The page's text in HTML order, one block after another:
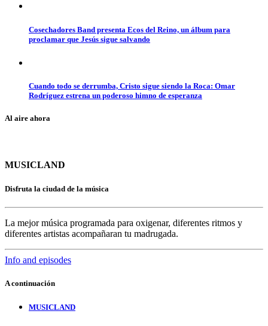
Cosechadores Band presenta Ecos del Reino, un álbum para
proclamar que Jesús sigue salvando
Cuando todo se derrumba, Cristo sigue siendo la Roca: Omar
Rodríguez estrena un poderoso himno de esperanza
Al aire ahora
MUSICLAND
Disfruta la ciudad de la música
La mejor música programada para oxigenar, diferentes ritmos y
diferentes artistas acompañaran tu madrugada.
Info and episodes
A continuación
MUSICLAND